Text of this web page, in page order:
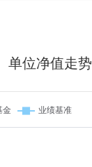
单位净值走势